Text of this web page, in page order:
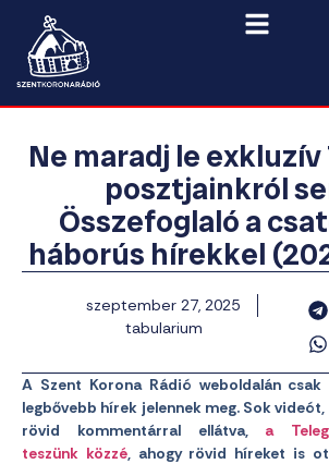
Ne maradj le
posztjainkról
Összefoglaló a
háborús hírekkel
szeptember 27, 2025
tabularium
A Szent Korona Rádió weboldalán
legbővebb hírek jelennek meg. Sok
rövid kommentárral ellátva, a
teszünk közzé, ahogy rövid híreket is